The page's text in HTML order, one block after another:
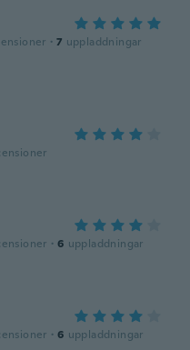
· 7 uppladdningar
· 6 uppladdningar
· 6 uppladdningar